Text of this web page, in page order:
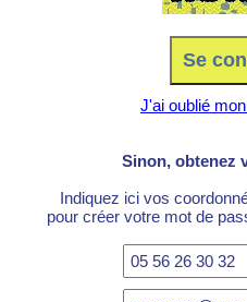
J'ai oublié
Sinon, obtenez
Indiquez ici vos
pour créer votre mot de